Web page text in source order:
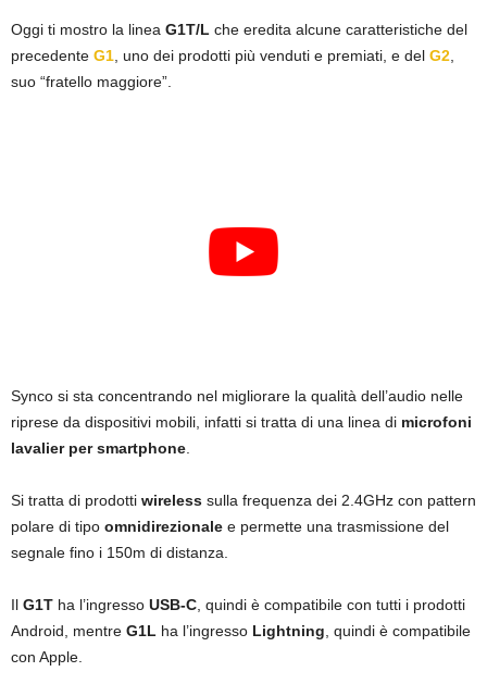
Oggi ti mostro la linea G1T/L che eredita alcune caratteristiche del
precedente G1, uno dei prodotti più venduti e premiati, e del G2,
suo “fratello maggiore”.
Synco si sta concentrando nel migliorare la qualità dell’audio nelle
riprese da dispositivi mobili, infatti si tratta di una linea di microfoni
lavalier per smartphone
Si tratta di prodotti wireless sulla frequenza dei 2.4GHz con pattern
polare di tipo omnidirezionale e permette una trasmissione del
segnale fino i 150m di distanza.
Il G1T ha l’ingresso USB-C , quindi è compatibile con tutti i prodotti
Android, mentre G1L ha l’ingresso Lightning , quindi è compatibile
con Apple.